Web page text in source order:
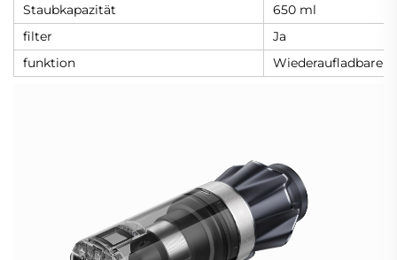
Staubkapazität
650 ml
filter
Ja
funktion
Wiederaufladbare